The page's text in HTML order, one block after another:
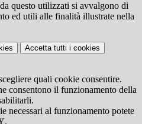
questo utilizzati si avvalgono di
ed utili alle finalità illustrate nella
Accetta tutti i cookies
quali cookie consentire.
consentono il funzionamento della
necessari al funzionamento potete
.